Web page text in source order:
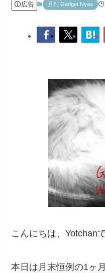
広告 月刊 Gadget Nyaa
こんにちは、Yotchanで
本日は月末恒例の1ヶ